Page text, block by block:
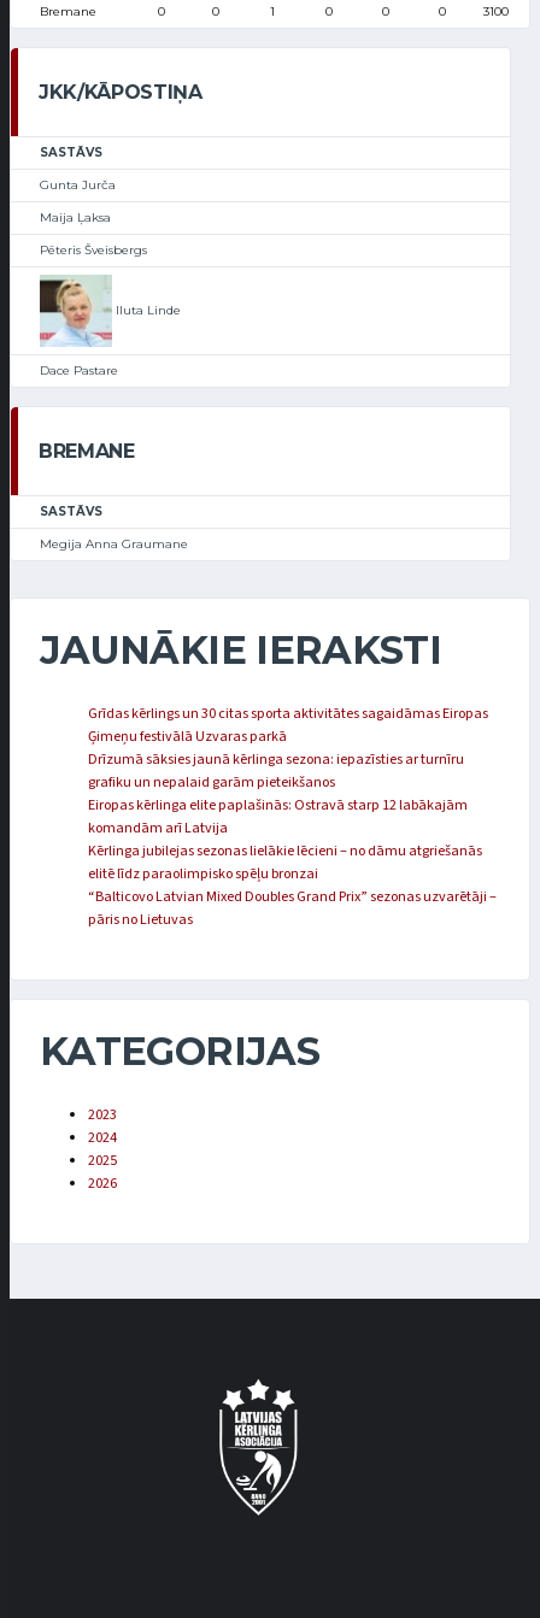
Bremane 0 0 1 0 0 0 3100
JKK/KĀPOSTIŅA
SASTĀVS
Gunta Jurča
Maija Ļaksa
Pēteris Šveisbergs
Iluta Linde
Dace Pastare
BREMANE
SASTĀVS
Megija Anna Graumane
JAUNĀKIE IERAKSTI
Grīdas kērlings un 30 citas sporta aktivitātes sagaidāmas Eiropas
Ģimeņu festivālā Uzvaras parkā
Drīzumā sāksies jaunā kērlinga sezona: iepazīsties ar turnīru
grafiku un nepalaid garām pieteikšanos
Eiropas kērlinga elite paplašinās: Ostravā starp 12 labākajām
komandām arī Latvija
Kērlinga jubilejas sezonas lielākie lēcieni – no dāmu atgriešanās
elitē līdz paraolimpisko spēļu bronzai
“Balticovo Latvian Mixed Doubles Grand Prix” sezonas uzvarētāji –
pāris no Lietuvas
KATEGORIJAS
2023
2024
2025
2026